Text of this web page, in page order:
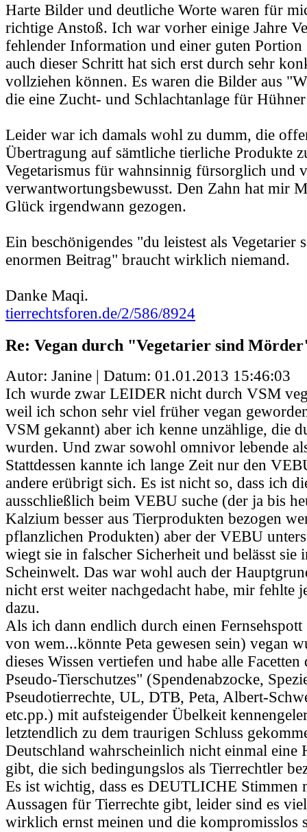
Harte Bilder und deutliche Worte waren für
richtige Anstoß. Ich war vorher einige Jahre
fehlender Information und einer guten
auch dieser Schritt hat sich erst durch sehr
vollziehen können. Es waren die Bilder aus
die eine Zucht- und Schlachtanlage für
Leider war ich damals wohl zu dumm, die
Übertragung auf sämtliche tierliche Produkte
Vegetarismus für wahnsinnig fürsorglich und
verwantwortungsbewusst. Den Zahn hat mir
Glück irgendwann gezogen.
Ein beschönigendes "du leistest als Vegetarier
enormen Beitrag" braucht wirklich niemand.
Danke Maqi.
tierrechtsforen.de/2/586/8924
Re: Vegan durch "Vegetarier sind
Autor: Janine | Datum: 01.01.2013 15:46:03
Ich wurde zwar LEIDER nicht durch VSM
weil ich schon sehr viel früher vegan
VSM gekannt) aber ich kenne unzählige, die
wurden. Und zwar sowohl omnivor lebende
Stattdessen kannte ich lange Zeit nur den
andere erübrigt sich. Es ist nicht so, dass ich
ausschließlich beim VEBU suche (der ja bis
Kalzium besser aus Tierprodukten bezogen
pflanzlichen Produkten) aber der VEBU
wiegt sie in falscher Sicherheit und belässt sie
Scheinwelt. Das war wohl auch der
nicht erst weiter nachgedacht habe, mir fehlte
dazu.
Als ich dann endlich durch einen
von wem...könnte Peta gewesen sein) vegan
dieses Wissen vertiefen und habe alle Facetten
Pseudo-Tierschutzes" (Spendenabzocke,
Pseudotierrechte, UL, DTB, Peta, Albert-
etc.pp.) mit aufsteigender Übelkeit
letztendlich zu dem traurigen Schluss
Deutschland wahrscheinlich nicht einmal eine
gibt, die sich bedingungslos als Tierrechtler
Es ist wichtig, dass es DEUTLICHE Stimmen
Aussagen für Tierrechte gibt, leider sind es
wirklich ernst meinen und die kompromisslos